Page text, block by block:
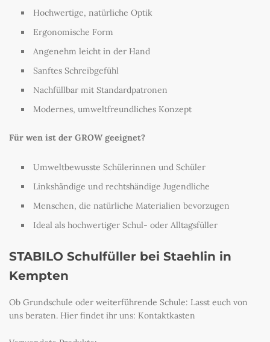
Hochwertige, natürliche Optik
Ergonomische Form
Angenehm leicht in der Hand
Sanftes Schreibgefühl
Nachfüllbar mit Standardpatronen
Modernes, umweltfreundliches Konzept
Für wen ist der GROW geeignet?
Umweltbewusste Schülerinnen und Schüler
Linkshändige und rechtshändige Jugendliche
Menschen, die natürliche Materialien bevorzugen
Ideal als hochwertiger Schul- oder Alltagsfüller
STABILO Schulfüller bei Staehlin in
Kempten
Ob Grundschule oder weiterführende Schule: Lasst euch von
uns beraten. Hier findet ihr uns: Kontaktkasten